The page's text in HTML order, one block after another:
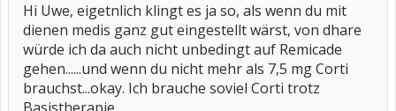
Hi Uwe, eigetnlich klingt es ja so, als wenn du mit
dienen medis ganz gut eingestellt wärst, von dhare
würde ich da auch nicht unbedingt auf Remicade
gehen......und wenn du nicht mehr als 7,5 mg Corti
brauchst...okay. Ich brauche soviel Corti trotz